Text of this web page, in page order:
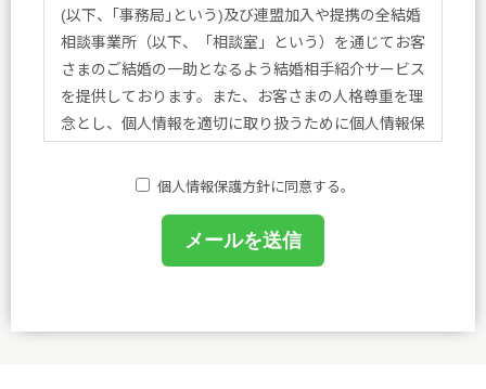
(以下、｢事務局｣という)及び連盟加入や提携の全結婚
相談事業所（以下、「相談室」という）を通じてお客
さまのご結婚の一助となるよう結婚相手紹介サービス
を提供しております。また、お客さまの人格尊重を理
念とし、個人情報を適切に取り扱うために個人情報保
する法令その他規範を遵守し、皆さまに安心と喜びを
(1)個人情報保護に関する規程を策定し、事務局及び
個人情報保護方針に同意する。